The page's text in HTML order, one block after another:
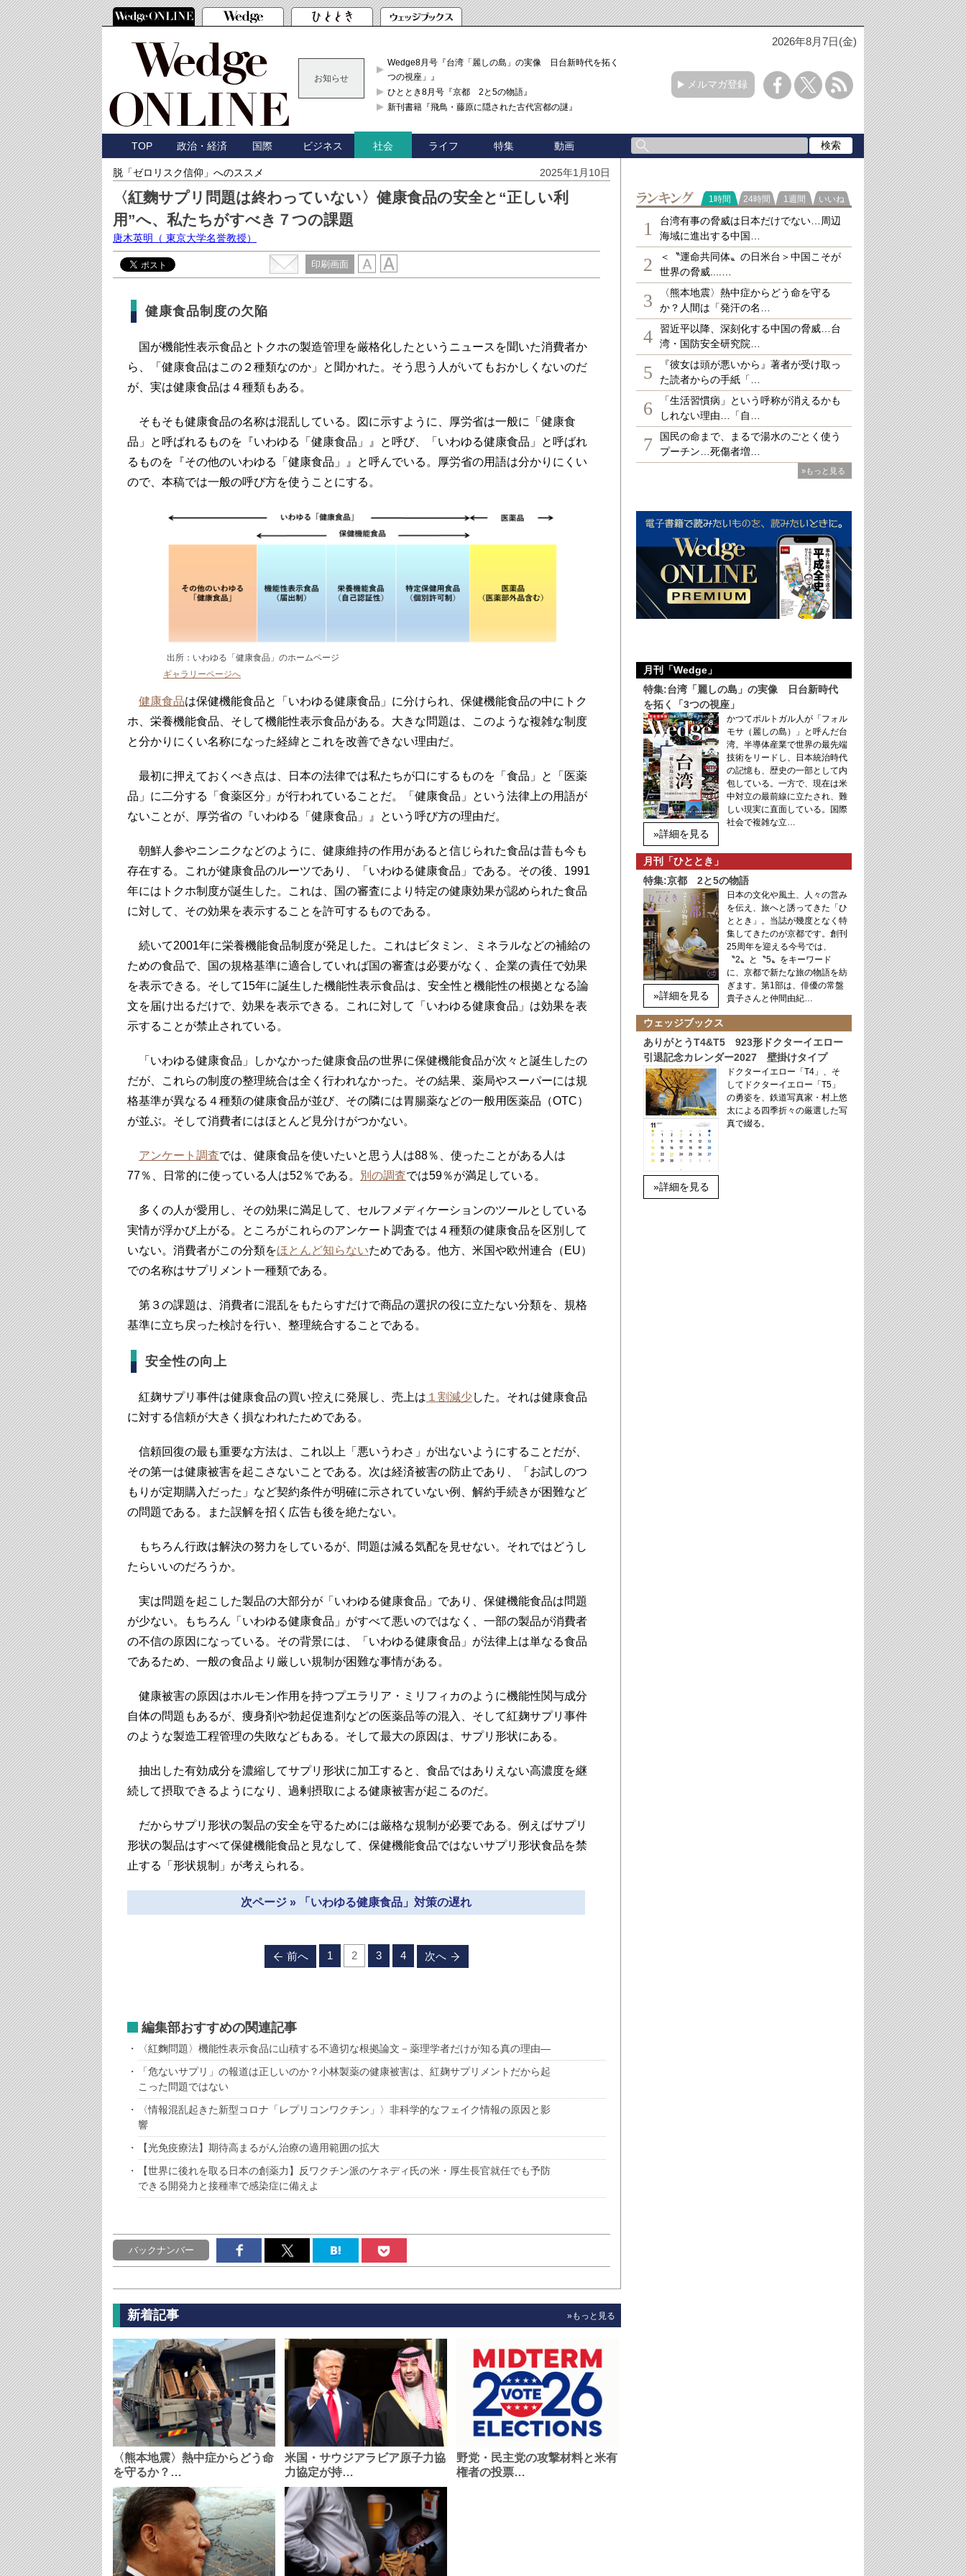
2026年8月7日(金)
お知らせ
Wedge8月号『台湾「麗しの島」の実像 日台新時代を拓く「3
つの視座」』
ひととき8月号『京都 2と5の物語』
新刊書籍『飛鳥・藤原に隠された古代宮都の謎』
メルマガ登録
TOP 政治・経済 国際 ビジネス 社会 ライフ 特集 動画
脱「ゼロリスク信仰」へのススメ 2025年1月10日
〈紅麴サプリ問題は終わっていない〉健康食品の安全と“正しい利
用”へ、私たちがすべき７つの課題
唐木英明 （ 東京大学名誉教授）
印刷画面
健康食品制度の欠陥
国が機能性表示食品とトクホの製造管理を厳格化したというニュースを聞いた消費者か
ら、「健康食品はこの２種類なのか」と聞かれた。そう思う人がいてもおかしくないのだ
が、実は健康食品は４種類もある。
そもそも健康食品の名称は混乱している。図に示すように、厚労省は一般に「健康食
品」と呼ばれるものを『いわゆる「健康食品」』と呼び、「いわゆる健康食品」と呼ばれ
るものを『その他のいわゆる「健康食品」』と呼んでいる。厚労省の用語は分かりにくい
ので、本稿では一般の呼び方を使うことにする。
出所：いわゆる「健康食品」のホームページ
ギャラリーページへ
健康食品は保健機能食品と「いわゆる健康食品」に分けられ、保健機能食品の中にトク
ホ、栄養機能食品、そして機能性表示食品がある。大きな問題は、このような複雑な制度
と分かりにくい名称になった経緯とこれを改善できない理由だ。
最初に押えておくべき点は、日本の法律では私たちが口にするものを「食品」と「医薬
品」に二分する「食薬区分」が行われていることだ。「健康食品」という法律上の用語が
ないことが、厚労省の『いわゆる「健康食品」』という呼び方の理由だ。
朝鮮人参やニンニクなどのように、健康維持の作用があると信じられた食品は昔も今も
存在する。これが健康食品のルーツであり、「いわゆる健康食品」である。その後、1991
年にはトクホ制度が誕生した。これは、国の審査により特定の健康効果が認められた食品
に対して、その効果を表示することを許可するものである。
続いて2001年に栄養機能食品制度が発足した。これはビタミン、ミネラルなどの補給の
ための食品で、国の規格基準に適合していれば国の審査は必要がなく、企業の責任で効果
を表示できる。そして15年に誕生した機能性表示食品は、安全性と機能性の根拠となる論
文を届け出るだけで、効果を表示できる。これに対して「いわゆる健康食品」は効果を表
示することが禁止されている。
「いわゆる健康食品」しかなかった健康食品の世界に保健機能食品が次々と誕生したの
だが、これらの制度の整理統合は全く行われなかった。その結果、薬局やスーパーには規
格基準が異なる４種類の健康食品が並び、その隣には胃腸薬などの一般用医薬品（OTC）
が並ぶ。そして消費者にはほとんど見分けがつかない。
アンケート調査では、健康食品を使いたいと思う人は88％、使ったことがある人は
77％、日常的に使っている人は52％である。
別の調査では59％が満足している。
多くの人が愛用し、その効果に満足して、セルフメディケーションのツールとしている
実情が浮かび上がる。ところがこれらのアンケート調査では４種類の健康食品を区別して
いない。消費者がこの分類をほとんど知らないためである。他方、米国や欧州連合（EU）
での名称はサプリメント一種類である。
第３の課題は、消費者に混乱をもたらすだけで商品の選択の役に立たない分類を、規格
基準に立ち戻った検討を行い、整理統合することである。
安全性の向上
紅麹サプリ事件は健康食品の買い控えに発展し、売上は １割減少した。それは健康食品
に対する信頼が大きく損なわれたためである。
信頼回復の最も重要な方法は、これ以上「悪いうわさ」が出ないようにすることだが、
その第一は健康被害を起こさないことである。次は経済被害の防止であり、「お試しのつ
もりが定期購入だった」など契約条件が明確に示されていない例、解約手続きが困難など
の問題である。また誤解を招く広告も後を絶たない。
もちろん行政は解決の努力をしているが、問題は減る気配を見せない。それではどうし
たらいいのだろうか。
実は問題を起こした製品の大部分が「いわゆる健康食品」であり、保健機能食品は問題
が少ない。もちろん「いわゆる健康食品」がすべて悪いのではなく、一部の製品が消費者
の不信の原因になっている。その背景には、「いわゆる健康食品」が法律上は単なる食品
であるため、一般の食品より厳しい規制が困難な事情がある。
健康被害の原因はホルモン作用を持つプエラリア・ミリフィカのように機能性関与成分
自体の問題もあるが、痩身剤や勃起促進剤などの医薬品等の混入、そして紅麹サプリ事件
のような製造工程管理の失敗などもある。そして最大の原因は、サプリ形状にある。
抽出した有効成分を濃縮してサプリ形状に加工すると、食品ではありえない高濃度を継
続して摂取できるようになり、過剰摂取による健康被害が起こるのだ。
だからサプリ形状の製品の安全を守るためには厳格な規制が必要である。例えばサプリ
形状の製品はすべて保健機能食品と見なして、保健機能食品ではないサプリ形状食品を禁
止する「形状規制」が考えられる。
次ページ » 「いわゆる健康食品」対策の遅れ
前へ 1 2 3 4 次へ
編集部おすすめの関連記事
〈紅麴問題〉機能性表示食品に山積する不適切な根拠論文－薬理学者だけが知る真の理由―
「危ないサプリ」の報道は正しいのか？小林製薬の健康被害は、紅麹サプリメントだから起
こった問題ではない
〈情報混乱起きた新型コロナ「レプリコンワクチン」〉非科学的なフェイク情報の原因と影
響
【光免疫療法】期待高まるがん治療の適用範囲の拡大
【世界に後れを取る日本の創薬力】反ワクチン派のケネディ氏の米・厚生長官就任でも予防
できる開発力と接種率で感染症に備えよ
バックナンバー
新着記事 »もっと見る
〈熊本地震〉熱中症からどう命
を守るか？…
米国・サウジアラビア原子力協
力協定が持…
野党・民主党の攻撃材料と米有
権者の投票…
ランキング
1時間 24時間 1週間 いいね
1
台湾有事の脅威は日本だけでない…周辺
海域に進出する中国…
2
＜〝運命共同体〟の日米台＞中国こそが
世界の脅威....…
3
〈熊本地震〉熱中症からどう命を守る
か？人間は「発汗の名…
4
習近平以降、深刻化する中国の脅威…台
湾・国防安全研究院…
5
『彼女は頭が悪いから』著者が受け取っ
た読者からの手紙「…
6
「生活習慣病」という呼称が消えるかも
しれない理由…「自…
7
国民の命まで、まるで湯水のごとく使う
プーチン…死傷者増…
»もっと見る
月刊「Wedge」
特集:台湾「麗しの島」の実像 日台新時代
を拓く「3つの視座」
»詳細を見る
かつてポルトガル人が「フォル
モサ（麗しの島）」と呼んだ台
湾。半導体産業で世界の最先端
技術をリードし、日本統治時代
の記憶も、歴史の一部として内
包している。一方で、現在は米
中対立の最前線に立たされ、難
しい現実に直面している。国際
社会で複雑な立…
月刊「ひととき」
特集:京都 2と5の物語
»詳細を見る
日本の文化や風土、人々の営み
を伝え、旅へと誘ってきた「ひ
ととき」。当誌が幾度となく特
集してきたのが京都です。創刊
25周年を迎える今号では、
〝2〟と〝5〟をキーワード
に、京都で新たな旅の物語を紡
ぎます。第1部は、俳優の常盤
貴子さんと仲間由紀…
ウェッジブックス
ありがとうT4&T5 923形ドクターイエロー
引退記念カレンダー2027 壁掛けタイプ
»詳細を見る
ドクターイエロー「T4」、そ
してドクターイエロー「T5」
の勇姿を、鉄道写真家・村上悠
太による四季折々の厳選した写
真で綴る。